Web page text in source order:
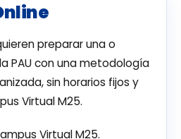
preparar una o
PAU con una metodología
sin horarios fijos y
Virtual M25.
Virtual M25.